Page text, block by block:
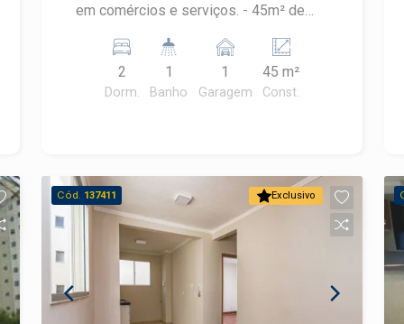
em comércios e serviços. - 45m² de
Cozinha completa de armários com
cooktop; - 2 dormitórios com armários.
O Condomínio oferece piscina, campo
2
Dorm.
1
Banho
1
Garagem
45 m²
Const.
Exclusivo
Cód. 137411